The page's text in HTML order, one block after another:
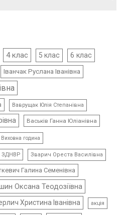
4 клас 5 клас 6 клас
Іванчак Руслана Іванівна
Ваврущак Юлія Степанівна
Васьків Ганна Юліанівна
Виховна година
ЗДНВР Зварич Ореста Василівна
Галина Семенівна
Оксана Теодозіївна
Христина Іванівна акція